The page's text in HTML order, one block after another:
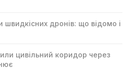
дронів: що відомо і
цивільний коридор через